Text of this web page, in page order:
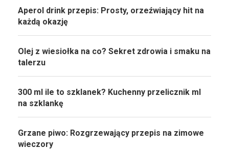
Aperol drink przepis: Prosty, orzeźwiający hit na
każdą okazję
Olej z wiesiołka na co? Sekret zdrowia i smaku na
talerzu
300 ml ile to szklanek? Kuchenny przelicznik ml
na szklankę
Grzane piwo: Rozgrzewający przepis na zimowe
wieczory